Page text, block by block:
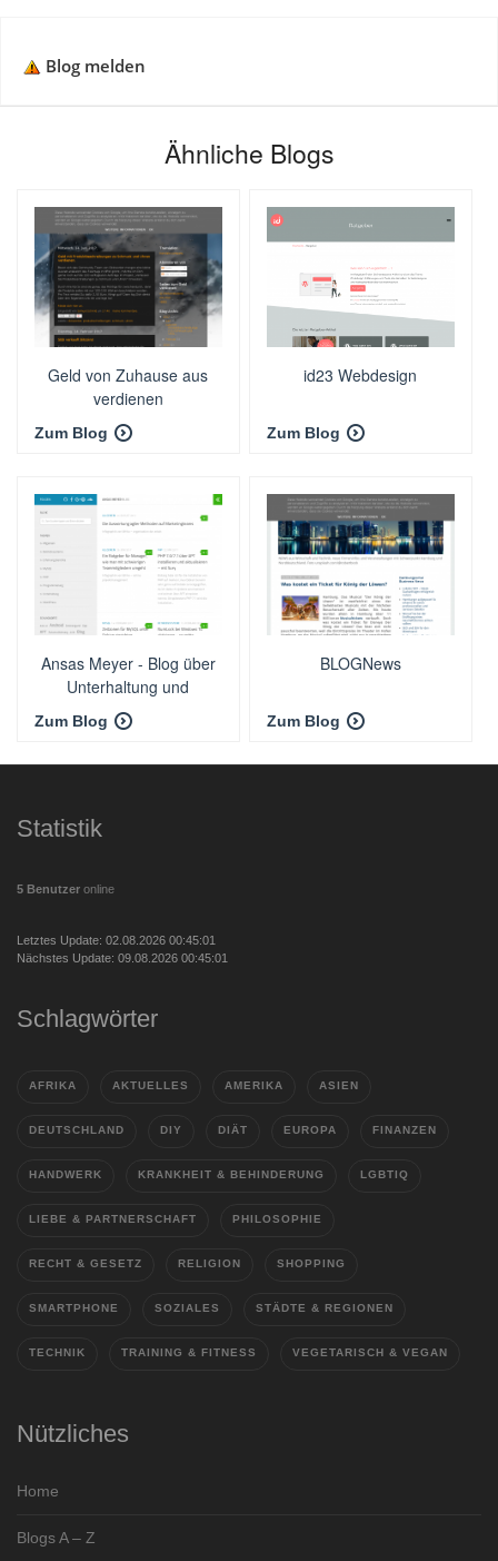
Blog melden
Ähnliche Blogs
Geld von Zuhause aus
verdienen
Zum Blog
id23 Webdesign
Zum Blog
Ansas Meyer - Blog über
Unterhaltung und
Programmierung
Zum Blog
BLOGNews
Zum Blog
Statistik
5 Benutzer online
Letztes Update: 02.08.2026 00:45:01
Nächstes Update: 09.08.2026 00:45:01
Schlagwörter
AFRIKA AKTUELLES AMERIKA ASIEN
DEUTSCHLAND DIY DIÄT EUROPA FINANZEN
HANDWERK KRANKHEIT & BEHINDERUNG LGBTIQ
LIEBE & PARTNERSCHAFT PHILOSOPHIE
RECHT & GESETZ RELIGION SHOPPING
SMARTPHONE SOZIALES STÄDTE & REGIONEN
TECHNIK TRAINING & FITNESS VEGETARISCH & VEGAN
Nützliches
Home
Blogs A – Z